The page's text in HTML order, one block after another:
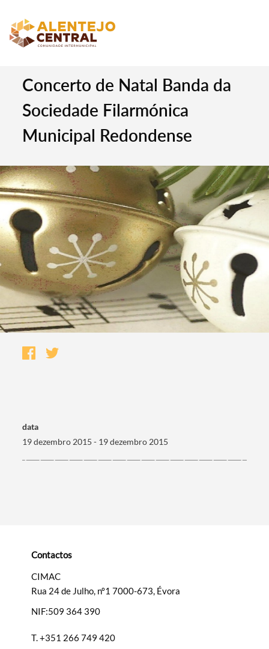
Termo de Pesquisa
Filtros
Concerto de Natal Banda da
Sociedade Filarmónica
Municipal Redondense
data
19 dezembro 2015 - 19 dezembro 2015
Contactos
CIMAC
Rua 24 de Julho, nº1 7000-673, Évora
NIF:509 364 390
T.+351 266 749 420